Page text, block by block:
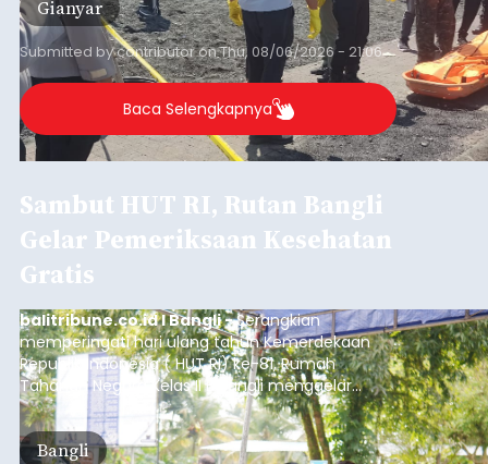
Gianyar
Submitted bycontributoronThu, 08/06/2026 - 21:06
Baca Selengkapnya
Sambut HUT RI, Rutan Bangli
Gelar Pemeriksaan Kesehatan
Gratis
balitribune.co.id I Bangli -Serangkian
memperingati hari ulang tahun Kemerdekaan
Republik Indonesia ( HUT RI) ke-81, Rumah
Tahanan Negara Kelas II B Bangli menggelar
kegiatan pemeriksaan kesehatan gratis, Rabu
(6/8/2026).
Bangli